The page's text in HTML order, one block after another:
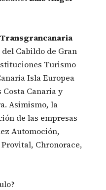
Cabildo de Gran
Turismo
Isla Europea
Canaria y
Asimismo, la
de las empresas
Automoción,
Chronorace,